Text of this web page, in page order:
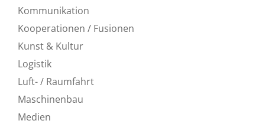
Kommunikation
Kooperationen / Fusionen
Kunst & Kultur
Logistik
Luft- / Raumfahrt
Maschinenbau
Medien